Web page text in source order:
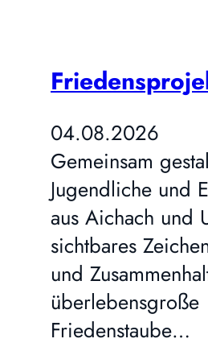
04.08.2026
Gemeinsam
Jugendliche und
aus Aichach und
sichtbares
und
überlebensgroße
Friedenstaube…